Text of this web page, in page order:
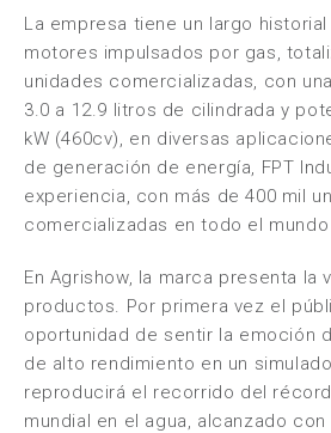
La empresa tiene un largo
motores impulsados por gas,
unidades comercializadas, con
3.0 a 12.9 litros de cilindrada y
kW (460cv), en diversas
de generación de energía, FPT
experiencia, con más de 400 mil
comercializadas en todo el
En Agrishow, la marca presenta la
productos. Por primera vez el
oportunidad de sentir la emoción
de alto rendimiento en un
reproducirá el recorrido del
mundial en el agua, alcanzado